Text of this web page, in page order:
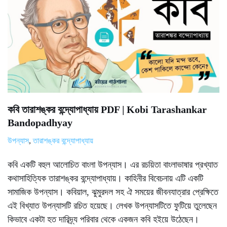
কবি তারাশঙ্কর বন্দ্যোপাধ্যায় PDF | Kobi Tarashankar
Bandopadhyay
উপন্যাস,তারাশঙ্কর বন্দ্যোপাধ্যায়
কবি একটি বহুল আলোচিত বাংলা উপন্যাস। এর রচয়িতা বাংলাভাষার প্রখ্যাত
কথাসাহিত্যিক তারাশঙ্কর বন্দ্যোপাধ্যায়। কাহিনীর বিবেচনায় এটি একটি
সামাজিক উপন্যাস। কবিয়াল, ঝুমুরদল সহ ঐ সময়ের জীবনযাত্রার প্রেক্ষিতে
এই বিখ্যাত উপন্যাসটি রচিত হয়েছে। লেখক উপন্যাসটিতে ফুটিয়ে তুলেছেন
কিভাবে একটা হত দারিদ্র্য পরিবার থেকে একজন কবি হইয়ে উঠেছেন।